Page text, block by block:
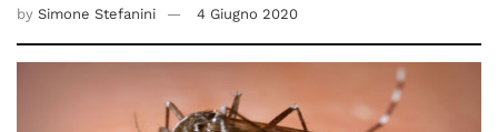
by Simone Stefanini 4 Giugno 2020